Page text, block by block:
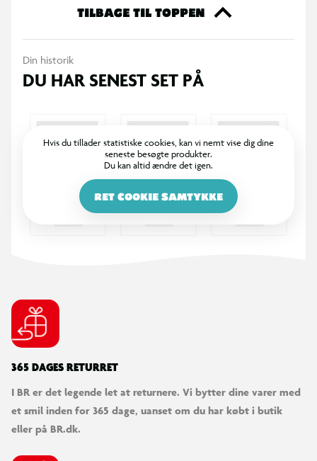
Perfekt til varme sommerdage med masser af grin og aktivitet.
Specifikationer
Vandpistol til udendørs vandleg
Velegnet til både små og større børn
Leveres i flere farver (assorteret)
TILBAGE TIL TOPPEN
Din historik
DU HAR SENEST SET PÅ
Hvis du tillader statistiske cookies, kan vi nemt vise dig dine
seneste besøgte produkter.
Du kan altid ændre det igen.
RET COOKIE SAMTYKKE
365 DAGES RETURRET
I BR er det legende let at returnere. Vi bytter dine varer med
et smil inden for 365 dage, uanset om du har købt i butik
eller på BR.dk.